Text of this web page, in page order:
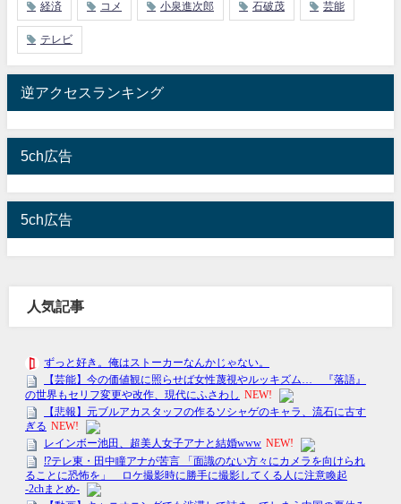
経済 コメ 小泉進次郎 石破茂 芸能
テレビ
逆アクセスランキング
5ch広告
5ch広告
人気記事